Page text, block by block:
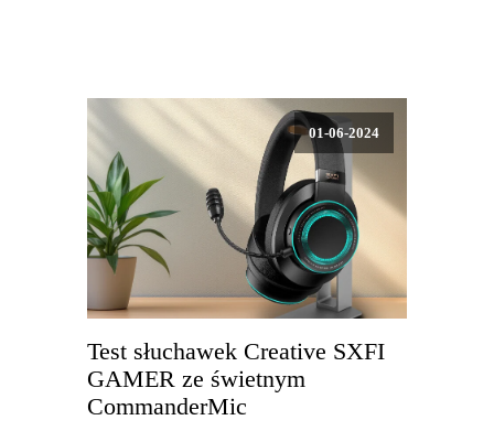
01-06-2024
Test słuchawek Creative SXFI
GAMER ze świetnym
CommanderMic